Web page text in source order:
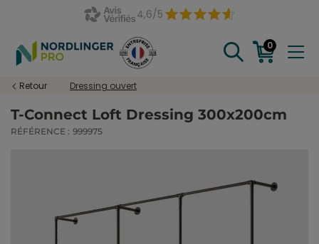
4,6/5
0
Retour Dressing ouvert
T-Connect Loft Dressing 300x200cm
RÉFÉRENCE : 999975